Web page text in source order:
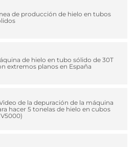
de producción de hielo en tubos
de hielo en tubo sólido de 30T
extremos planos en España
de la depuración de la máquina
hacer 5 tonelas de hielo en cubos